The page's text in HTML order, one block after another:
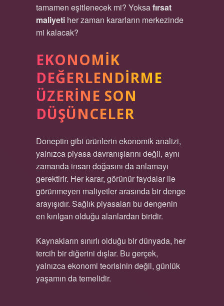
tamamen eşitlenecek mi? Yoksafırsat
maliyetiher zaman kararların merkezinde
mi kalacak?
EKONOMIK
DEĞERLENDIRME
ÜZERINE SON
DÜŞÜNCELER
Doneptin gibi ürünlerin ekonomik analizi,
yalnızca piyasa davranışlarını değil, aynı
zamanda insan doğasını da anlamayı
gerektirir. Her karar, görünür faydalar ile
görünmeyen maliyetler arasında bir denge
arayışıdır. Sağlık piyasaları bu dengenin
en kırılgan olduğu alanlardan biridir.
Kaynakların sınırlı olduğu bir dünyada, her
tercih bir diğerini dışlar. Bu gerçek,
yalnızca ekonomi teorisinin değil, günlük
yaşamın da temelidir.